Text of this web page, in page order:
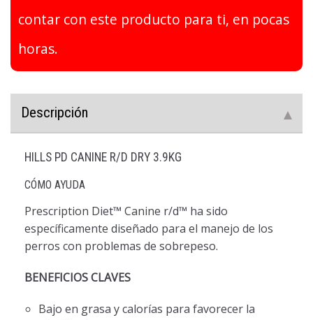
contar con este producto para ti, en pocas
horas.
Descripción
HILLS PD CANINE R/D DRY 3.9KG
CÓMO AYUDA
Prescription Diet™ Canine r/d™ ha sido
específicamente diseñado para el manejo de los
perros con problemas de sobrepeso.
BENEFICIOS CLAVES
Bajo en grasa y calorías para favorecer la